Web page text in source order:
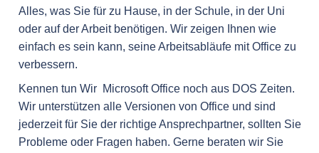
Alles, was Sie für zu Hause, in der Schule, in der Uni
oder auf der Arbeit benötigen. Wir zeigen Ihnen wie
einfach es sein kann, seine Arbeitsabläufe mit Office zu
verbessern.
Kennen tun Wir Microsoft Office noch aus DOS Zeiten.
Wir unterstützen alle Versionen von Office und sind
jederzeit für Sie der richtige Ansprechpartner, sollten Sie
Probleme oder Fragen haben. Gerne beraten wir Sie